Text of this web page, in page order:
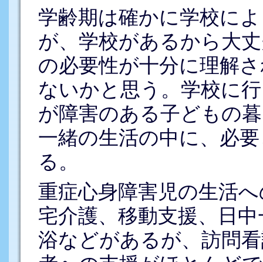
学齢期は確かに学校に
が、学校があるから大
の必要性が十分に理解
ないかと思う。学校に
が障害のある子どもの
一緒の生活の中に、必
る。
重症心身障害児の生活
宅介護、移動支援、日
浴などがあるが、訪問